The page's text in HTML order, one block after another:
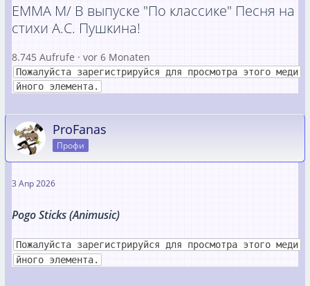
EMMA M/ В выпуске "По классике" Песня на
стихи А.С. Пушкина!
8.745 Aufrufe · vor 6 Monaten
Пожалуйста зарегистрируйся для просмотра этого меди
йного элемента.
ProFanas
Профи
3 Апр 2026
Pogo Sticks (Animusic)
Пожалуйста зарегистрируйся для просмотра этого меди
йного элемента.